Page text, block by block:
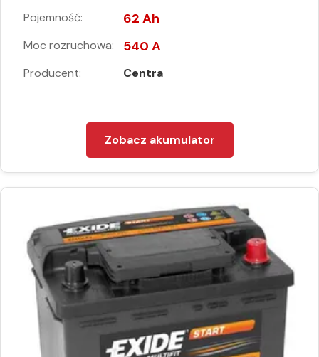
Pojemność: 62 Ah
Moc rozruchowa: 540 A
Producent: Centra
Zobacz akumulator